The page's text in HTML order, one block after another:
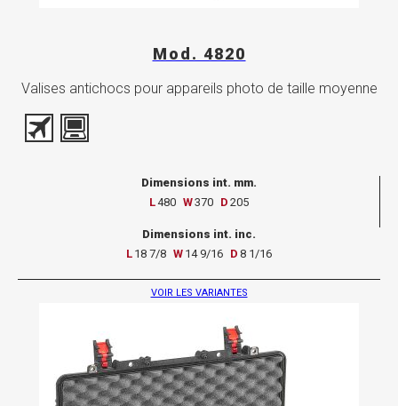
Mod. 4820
Valises antichocs pour appareils photo de taille moyenne
Dimensions int. mm.
L480 W370 D 205
Dimensions int. inc.
L 18 7/8 W 14 9/16 D 8 1/16
VOIR LES VARIANTES